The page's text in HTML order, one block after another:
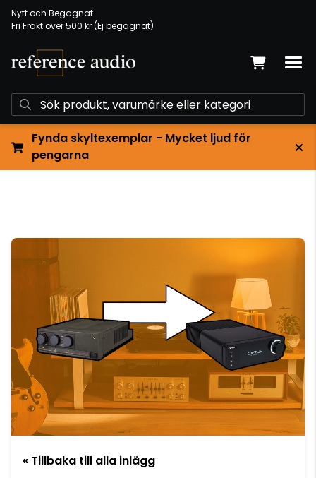
Nytt och Begagnat
Fri Frakt över 500 kr (Ej begagnat)
Fynda skyltexemplar - Mycket ljud för
pengarna
« Tillbaka till alla inlägg